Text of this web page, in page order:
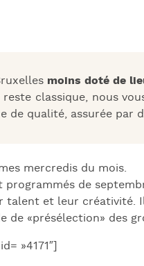
moins doté de
classique, nous
de qualité, assurée par
mercredis du mois.
de
talent et leur créativité.
de «présélection» des
»4171″]